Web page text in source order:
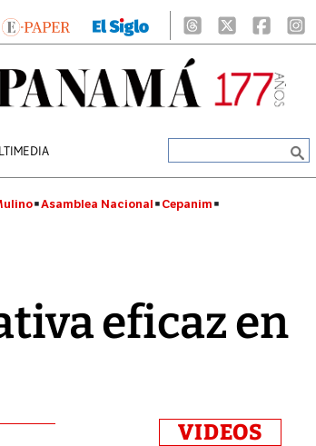
Asamblea Nacional Cepanim
eficaz en
VIDEOS